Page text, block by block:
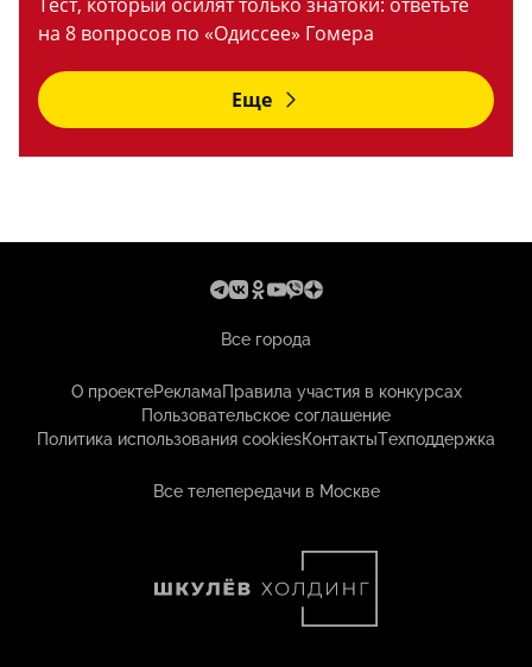
на 8 вопросов по «Одиссее» Гомера
Еще
Все города
О проектеРекламаПравила участия в конкурсах
Пользовательское соглашение
Политика использования cookiesКонтактыТехподдержка
Все телепередачи в Москве